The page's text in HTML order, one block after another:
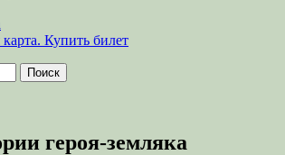
Купить билет
героя-земляка